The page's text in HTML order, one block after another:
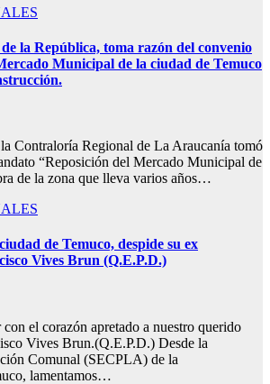
la República, toma razón del convenio
Municipal de la ciudad de Temuco
Contraloría Regional de La Araucanía tomó
“Reposición del Mercado Municipal de
de la zona que lleva varios años…
de Temuco, despide su ex
Vives Brun (Q.E.P.D.)
el corazón apretado a nuestro querido
Vives Brun.(Q.E.P.D.) Desde la
Comunal (SECPLA) de la
lamentamos…